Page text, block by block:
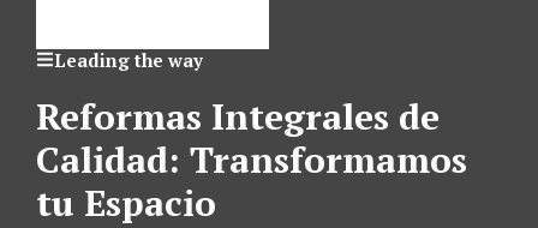
Leading the way
Reformas Integrales de
Calidad: Transformamos
tu Espacio